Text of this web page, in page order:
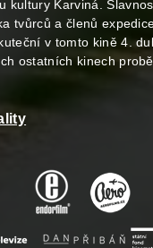
kultury Karviná.
tvůrců a členů
v tomto kině 4.
ostatních kinech